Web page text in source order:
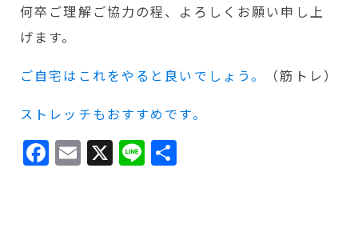
何卒ご理解ご協力の程、よろしくお願い申し上
げます。
ご自宅はこれをやると良いでしょう。
（筋トレ）
ストレッチもおすすめです。
Facebook
Email
X Line